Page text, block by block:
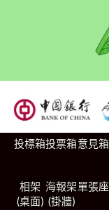
投標箱投票箱意見箱
相架
(桌面)
海報架
(掛牆)
單張座